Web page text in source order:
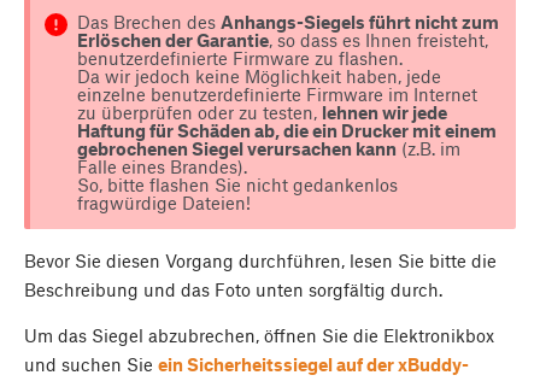
Das Brechen des Anhangs-Siegels führt nicht zum
Erlöschen der Garantie, so dass es Ihnen freisteht,
benutzerdefinierte Firmware zu flashen.
Da wir jedoch keine Möglichkeit haben, jede
einzelne benutzerdefinierte Firmware im Internet
zu überprüfen oder zu testen, lehnen wir jede
Haftung für Schäden ab, die ein Drucker mit einem
gebrochenen Siegel verursachen kann (z.B. im
Falle eines Brandes).
So, bitte flashen Sie nicht gedankenlos
fragwürdige Dateien!
Bevor Sie diesen Vorgang durchführen, lesen Sie bitte die
Beschreibung und das Foto unten sorgfältig durch.
Um das Siegel abzubrechen, öffnen Sie die Elektronikbox
und suchen Sie ein Sicherheitssiegel auf der xBuddy-